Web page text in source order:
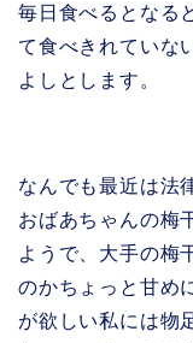
毎日食べるとなる
て食べきれていな
よしとします。
なんでも最近は法
おばあちゃんの梅
ようで、大手の梅
のかちょっと甘め
が欲しい私には物